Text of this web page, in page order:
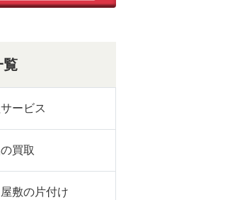
覧
ービス
買取
敷の片付け